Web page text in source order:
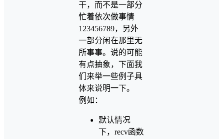
干，而不是一部分
忙着依次做事情
123456789，另外
一部分闲在那里无
所事事。说的可能
有点抽象，下面我
们来举一些例子具
体来说明一下。
例如：
默认情况
下，recv函数